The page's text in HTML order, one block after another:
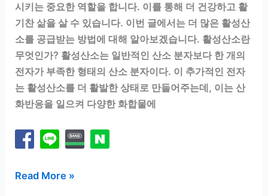
시키는 중요한 역할을 합니다. 이를 통해 더 건강하고 활
기찬 삶을 살 수 있습니다. 이번 글에서는 더 많은 활성산
소를 공급받는 방법에 대해 알아보겠습니다. 활성산소란
무엇인가? 활성산소는 일반적인 산소 분자보다 한 개의
전자가 부족한 형태의 산소 분자이다. 이 추가적인 전자
는 활성산소를 더 활발한 상태로 만들어주는데, 이는 산
화반응을 일으켜 다양한 화합물에
더
Read More »